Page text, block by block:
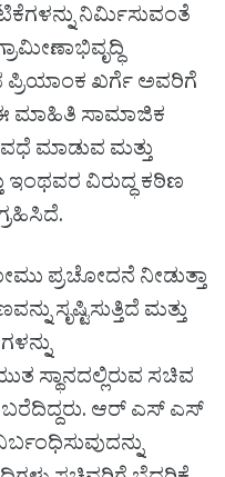
ನಿರ್ಮಿಸುವಂತೆ
ಖರ್ಗೆ ಅವರಿಗೆ
ಮಾಹಿತಿ ಸಾಮಾಜಿಕ
ಮಾಡುವ ಮತ್ತು
ಇಂಥವರ ವಿರುದ್ಧ ಕಠಿಣ
ಪ್ರಚೋದನೆ ನೀಡುತ್ತಾ
ಸೃಷ್ಟಿಸುತ್ತಿದೆ ಮತ್ತು
ಸ್ಥಾನದಲ್ಲಿರುವ ಸಚಿವ
ಬರೆದಿದ್ದರು. ಆರ್ ಎಸ್ ಎಸ್